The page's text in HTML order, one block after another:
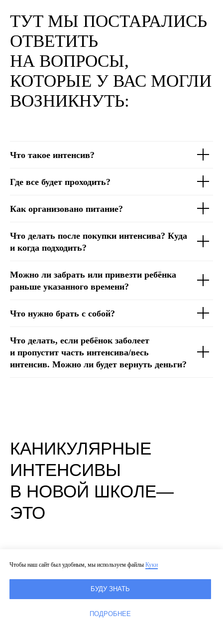
ТУТ МЫ ПОСТАРАЛИСЬ
ОТВЕТИТЬ
НА ВОПРОСЫ,
КОТОРЫЕ У ВАС МОГЛИ
ВОЗНИКНУТЬ:
Что такое интенсив?
Где все будет проходить?
Как организовано питание?
Что делать после покупки интенсива? Куда
и когда подходить?
Можно ли забрать или привезти ребёнка
раньше указанного времени?
Что нужно брать с собой?
Что делать, если ребёнок заболеет
и пропустит часть интенсива/весь
интенсив. Можно ли будет вернуть деньги?
КАНИКУЛЯРНЫЕ
ИНТЕНСИВЫ
В НОВОЙ ШКОЛЕ—
ЭТО
баланс обучения и развлечения
профессиональные педагоги и опытные
безопасная охраняемая территория
Чтобы наш сайт был удобным, мы используем файлы Куки
БУДУ ЗНАТЬ
ПОДРОБНЕЕ